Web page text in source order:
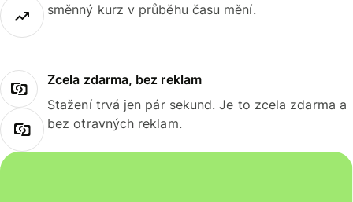
směnný kurz v průběhu času mění.
Zcela zdarma, bez reklam
Stažení trvá jen pár sekund. Je to zcela zdarma a
bez otravných reklam.